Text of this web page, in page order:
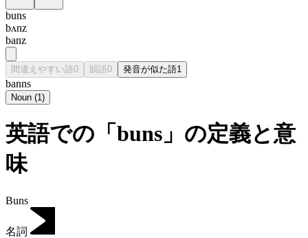
buns
bʌnz
banz
間違えやすい語0 韻語0 発音が似た語1
banns
Noun (1)
英語での「buns」の定義と意
味
Buns
名詞